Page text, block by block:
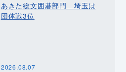
あきた総文囲碁部門 埼玉は
団体戦3位
2026.08.07